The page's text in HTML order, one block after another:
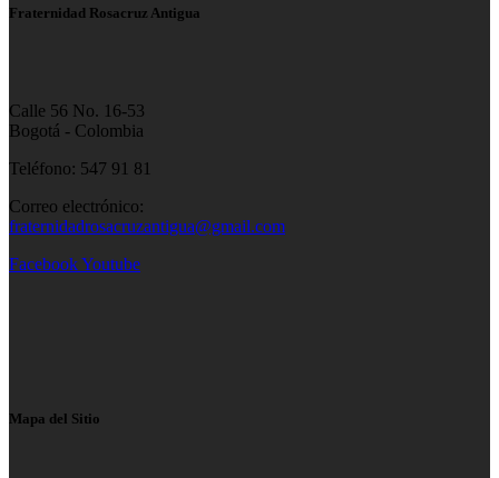
Fraternidad Rosacruz Antigua
Calle 56 No. 16-53
Bogotá - Colombia
Teléfono: 547 91 81
Correo electrónico:
fraternidadrosacruzantigua@gmail.com
FacebookYoutube
Mapa del Sitio